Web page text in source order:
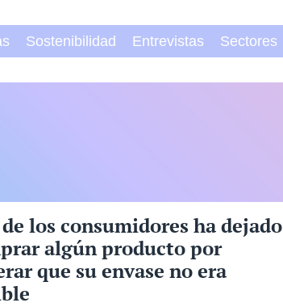
Sostenibilidad Entrevistas Sectores
los consumidores ha dejado
algún producto por
que su envase no era